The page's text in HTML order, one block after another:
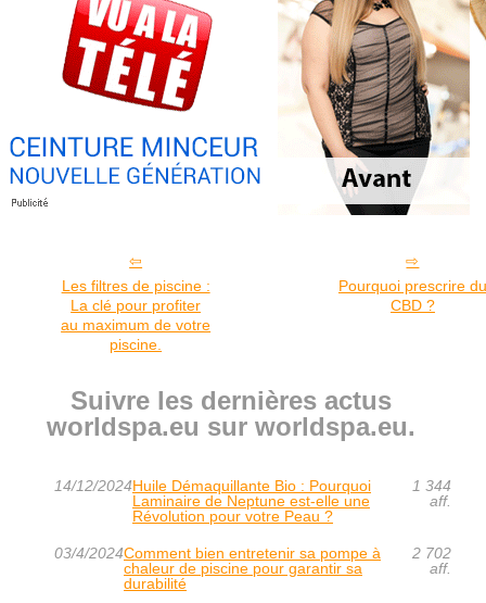
Les filtres de piscine :
La clé pour profiter
au maximum de votre
piscine.
Pourquoi prescrire du
CBD ?
Suivre les dernières actus
worldspa.eu sur worldspa.eu.
14/12/2024Huile Démaquillante Bio : Pourquoi
Laminaire de Neptune est-elle une
Révolution pour votre Peau ?
1 344
aff.
03/4/2024Comment bien entretenir sa pompe à
chaleur de piscine pour garantir sa
durabilité
2 702
aff.